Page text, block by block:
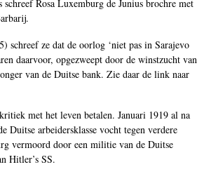
Rosa Luxemburg de Junius brochre met
schreef ze dat de oorlog ‘niet pas in Sarajevo
daarvoor, opgezweept door de winstzucht van
van de Duitse bank. Zie daar de link naar
met het leven betalen. Januari 1919 al na
Duitse arbeidersklasse vocht tegen verdere
vermoord door een militie van de Duitse
Hitler’s SS.